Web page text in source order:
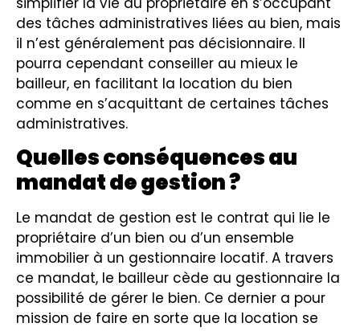
des tâches administratives liées au bien, mais
il n’est généralement pas décisionnaire. Il
pourra cependant conseiller au mieux le
bailleur, en facilitant la location du bien
comme en s’acquittant de certaines tâches
administratives.
Quelles conséquences au
mandat de gestion ?
Le mandat de gestion est le contrat qui lie le
propriétaire d’un bien ou d’un ensemble
immobilier à un gestionnaire locatif. A travers
ce mandat, le bailleur cède au gestionnaire la
possibilité de gérer le bien. Ce dernier a pour
mission de faire en sorte que la location se